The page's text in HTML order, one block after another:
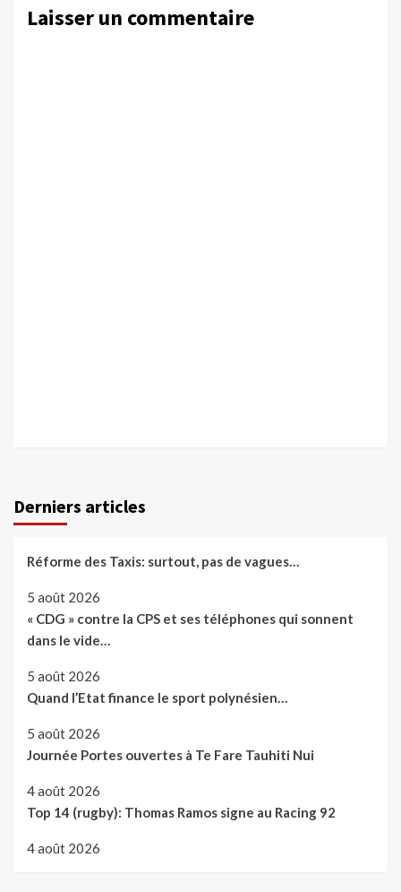
Laisser un commentaire
Derniers articles
Réforme des Taxis: surtout, pas de vagues…
5 août 2026
« CDG » contre la CPS et ses téléphones qui sonnent
dans le vide…
5 août 2026
Quand l’Etat finance le sport polynésien…
5 août 2026
Journée Portes ouvertes à Te Fare Tauhiti Nui
4 août 2026
Top 14 (rugby): Thomas Ramos signe au Racing 92
4 août 2026